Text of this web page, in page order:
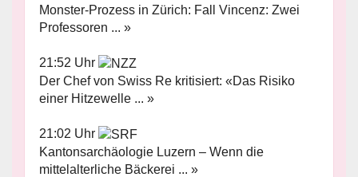
Monster-Prozess in Zürich: Fall Vincenz: Zwei
Professoren ... »
21:52 Uhr
Der Chef von Swiss Re kritisiert: «Das Risiko
einer Hitzewelle ... »
21:02 Uhr
Kantonsarchäologie Luzern – Wenn die
mittelalterliche Bäckerei ... »